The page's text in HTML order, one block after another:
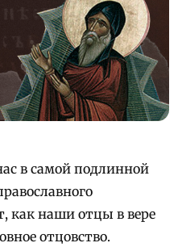
в самой подлинной
как наши отцы в вере
отцовство.